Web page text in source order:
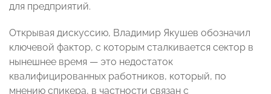
для предприятий.
Открывая дискуссию, Владимир Якушев обозначил
ключевой фактор, с которым сталкивается сектор в
нынешнее время — это недостаток
квалифицированных работников, который, по
мнению спикера, в частности связан с